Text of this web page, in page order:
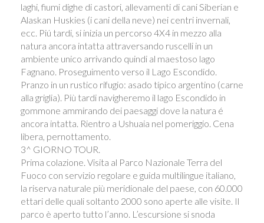
laghi, fiumi dighe di castori, allevamenti di cani Siberian e
Alaskan Huskies (i cani della neve) nei centri invernali,
ecc. Piú tardi, si inizia un percorso 4X4 in mezzo alla
natura ancora intatta attraversando ruscelli in un
ambiente unico arrivando quindi al maestoso lago
Fagnano. Proseguimento verso il Lago Escondido.
Pranzo in un rustico rifugio: asado típico argentino (carne
alla griglia). Più tardi navigheremo il lago Escondido in
gommone ammirando dei paesaggi dove la natura é
ancora intatta. Rientro a Ushuaia nel pomeriggio. Cena
libera, pernottamento.
3^ GIORNO TOUR.
Prima colazione. Visita al Parco Nazionale Terra del
Fuoco con servizio regolare e guida multilingue italiano,
la riserva naturale più meridionale del paese, con 60.000
ettari delle quali soltanto 2000 sono aperte alle visite. Il
parco è aperto tutto l’anno. L’escursione si snoda